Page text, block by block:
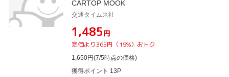
CARTOP MOOK
交通タイムス社
¥1,485円
定価より365円（19%）おトク
1,650円(7/5時点の価格)
獲得ポイント 13P